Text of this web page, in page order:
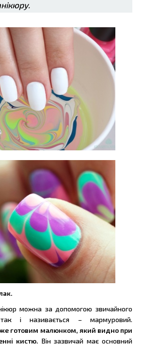
можна за допомогою звичайного
і називається – мармуровий.
готовим малюнком, який видно при
кистю. Він зазвичай має основний